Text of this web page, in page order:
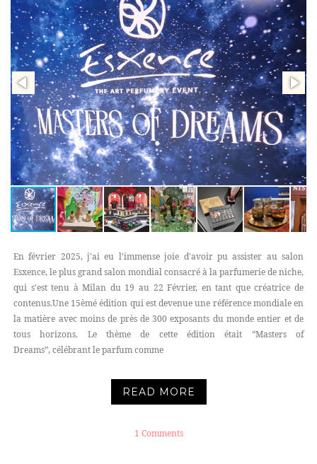
En février 2025, j'ai eu l'immense joie d'avoir pu assister au salon
Esxence, le plus grand salon mondial consacré à la parfumerie de niche,
qui s'est tenu à Milan du 19 au 22 Février, en tant que créatrice de
contenus.Une 15èmé édition qui est devenue une référence mondiale en
la matière avec moins de près de 300 exposants du monde entier et de
tous horizons. Le thème de cette édition était “Masters of
Dreams”, célébrant le parfum comme
READ MORE
1 Comments